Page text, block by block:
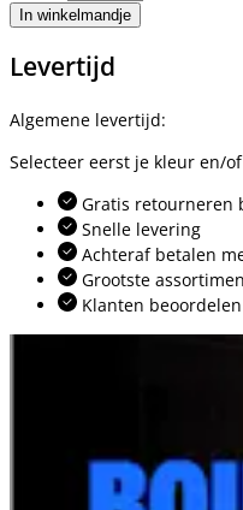
In winkelmandje
Levertijd
Algemene levertijd:
Selecteer eerst je kleur en/
Gratis retourneren
Snelle levering
Achteraf betalen
Grootste
Klanten